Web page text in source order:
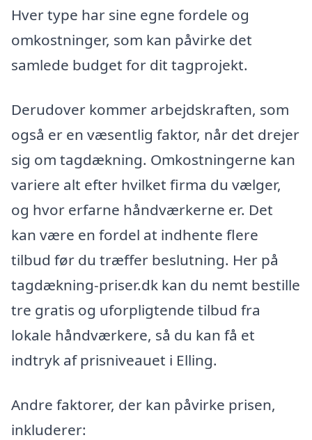
Hver type har sine egne fordele og
omkostninger, som kan påvirke det
samlede budget for dit tagprojekt.
Derudover kommer arbejdskraften, som
også er en væsentlig faktor, når det drejer
sig om tagdækning. Omkostningerne kan
variere alt efter hvilket firma du vælger,
og hvor erfarne håndværkerne er. Det
kan være en fordel at indhente flere
tilbud før du træffer beslutning. Her på
tagdækning-priser.dk kan du nemt bestille
tre gratis og uforpligtende tilbud fra
lokale håndværkere, så du kan få et
indtryk af prisniveauet i Elling.
Andre faktorer, der kan påvirke prisen,
inkluderer: